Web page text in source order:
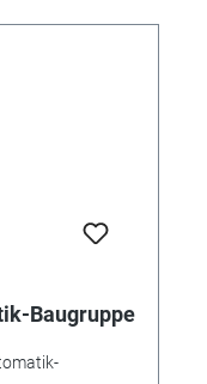
Baugruppe